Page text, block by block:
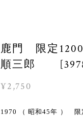
鹿門 限定
順三郎
¥2,750
1970 （ 昭和45年 ） 限